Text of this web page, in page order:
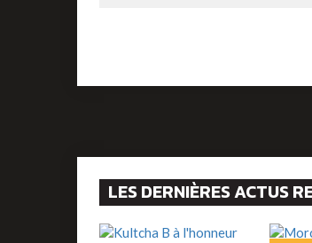
LES DERNIÈRES ACTUS